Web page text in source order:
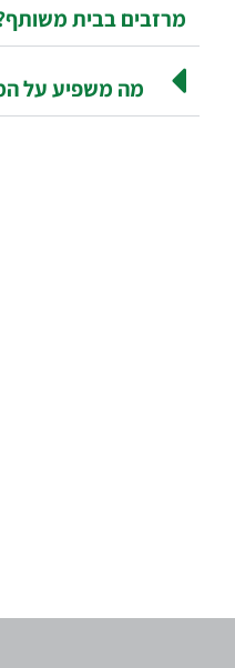
מרזבים בבית
מה משפיע על